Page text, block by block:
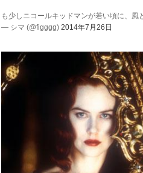
も少しニコールキッドマンが若い頃に、風
— シマ (@figggg) 2014年7月26日